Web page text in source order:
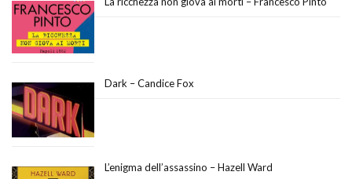
Dark – Candice Fox
L’enigma dell’assassino – Hazell Ward